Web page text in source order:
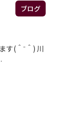
ブログ
す(＾⁻＾) 川